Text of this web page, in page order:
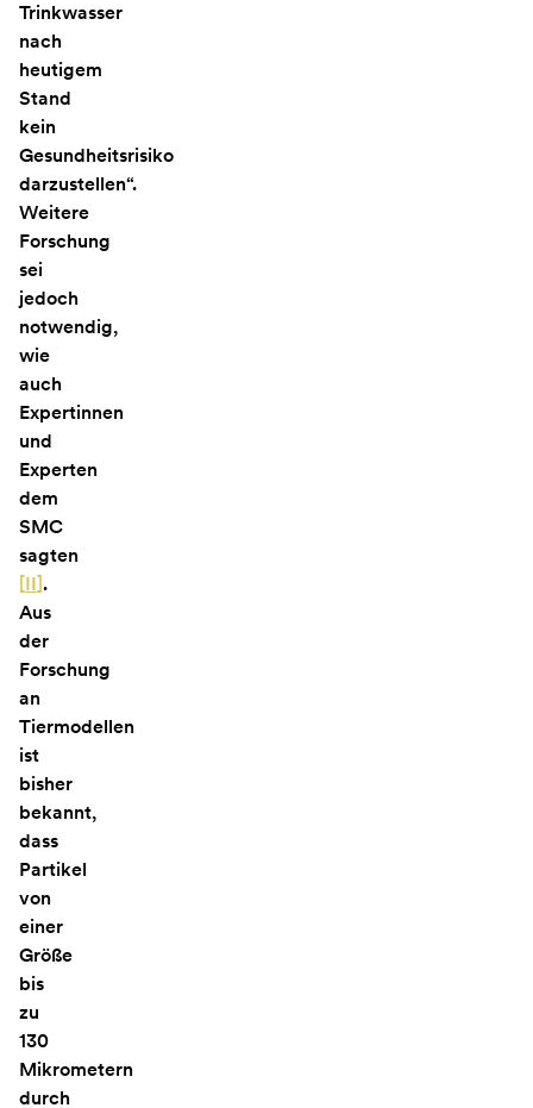
Trinkwasser
nach
heutigem
Stand
kein
Gesundheitsrisiko
darzustellen“.
Weitere
Forschung
sei
jedoch
notwendig,
wie
auch
Expertinnen
und
Experten
dem
SMC
sagten
[II].
Aus
der
Forschung
an
Tiermodellen
ist
bisher
bekannt,
dass
Partikel
von
einer
Größe
bis
zu
130
Mikrometern
durch